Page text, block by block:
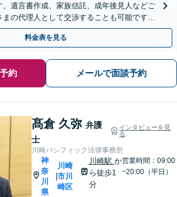
遺言書作成、家族信託、成年後見人などご
の代理人として交渉することも可能です
料金表を見る
約 メールで面談予約
髙倉 久弥 弁護
士
インタビューを見
る
川崎パシフィック法律事務所
神
奈
川
県
|
川崎
市川
崎区
川崎駅 か
ら徒歩1
分
営業時間：09:00
~20:00（平日）